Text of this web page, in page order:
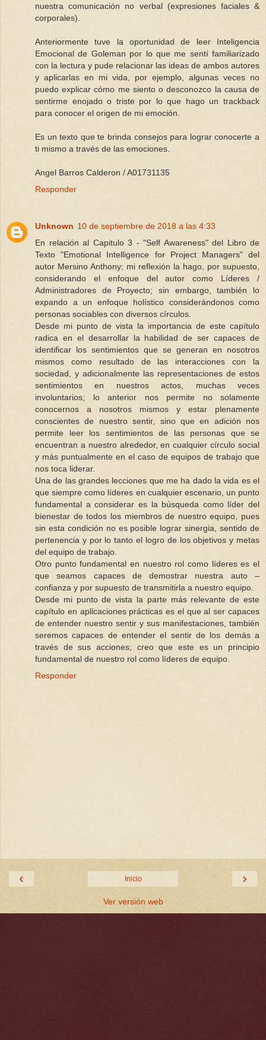
nuestra comunicación no verbal (expresiones faciales &
corporales).
Anteriormente tuve la oportunidad de leer Inteligencia
Emocional de Goleman por lo que me sentí familiarizado
con la lectura y pude relacionar las ideas de ambos autores
y aplicarlas en mi vida, por ejemplo, algunas veces no
puedo explicar cómo me siento o desconozco la causa de
sentirme enojado o triste por lo que hago un trackback
para conocer el origen de mi emoción.
Es un texto que te brinda consejos para lograr conocerte a
ti mismo a través de las emociones.
Angel Barros Calderon / A01731135
Responder
Unknown 10 de septiembre de 2018 a las 4:33
En relación al Capitulo 3 - "Self Awareness" del Libro de
Texto "Emotional Intelligence for Project Managers" del
autor Mersino Anthony; mi reflexión la hago, por supuesto,
considerando el enfoque del autor como Líderes /
Administradores de Proyecto; sin embargo, también lo
expando a un enfoque holístico considerándonos como
personas sociables con diversos círculos.
Desde mi punto de vista la importancia de este capítulo
radica en el desarrollar la habilidad de ser capaces de
identificar los sentimientos que se generan en nosotros
mismos como resultado de las interacciones con la
sociedad, y adicionalmente las representaciones de estos
sentimientos en nuestros actos, muchas veces
involuntarios; lo anterior nos permite no solamente
conocernos a nosotros mismos y estar plenamente
conscientes de nuestro sentir, sino que en adición nos
permite leer los sentimientos de las personas que se
encuentran a nuestro alrededor, en cualquier círculo social
y más puntualmente en el caso de equipos de trabajo que
nos toca liderar.
Una de las grandes lecciones que me ha dado la vida es el
que siempre como líderes en cualquier escenario, un punto
fundamental a considerar es la búsqueda como líder del
bienestar de todos los miembros de nuestro equipo, pues
sin esta condición no es posible lograr sinergia, sentido de
pertenencia y por lo tanto el logro de los objetivos y metas
del equipo de trabajo.
Otro punto fundamental en nuestro rol como líderes es el
que seamos capaces de demostrar nuestra auto –
confianza y por supuesto de transmitirla a nuestro equipo.
Desde mi punto de vista la parte más relevante de este
capítulo en aplicaciones prácticas es el que al ser capaces
de entender nuestro sentir y sus manifestaciones, también
seremos capaces de entender el sentir de los demás a
través de sus acciones; creo que este es un principio
fundamental de nuestro rol como líderes de equipo.
Responder
‹ ›
Inicio
Ver versión web